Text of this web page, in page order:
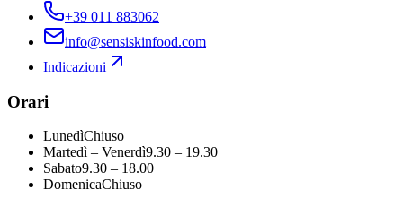
+39 011 883062
info@sensiskinfood.com
Indicazioni
Orari
LunedìChiuso
Martedì – Venerdì9.30 – 19.30
Sabato9.30 – 18.00
DomenicaChiuso